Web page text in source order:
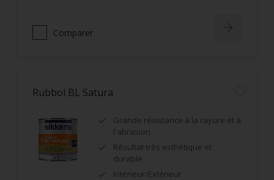
Comparer
Rubbol BL Satura
Grande résistance à la rayure et à
l'abrasion
Résultat très esthétique et
durable
Intérieur/Extérieur